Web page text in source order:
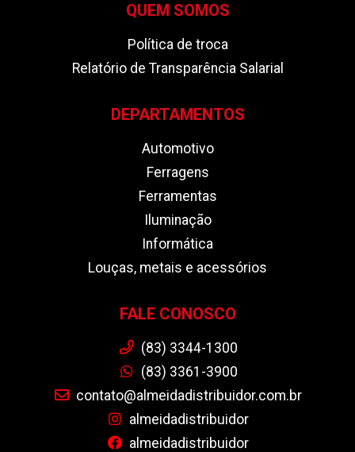
QUEM SOMOS
Política de troca
Relatório de Transparência Salarial
DEPARTAMENTOS
Automotivo
Ferragens
Ferramentas
Iluminação
Informática
Louças, metais e acessórios
FALE CONOSCO
(83) 3344-1300
(83) 3361-3900
contato@almeidadistribuidor.com.br
almeidadistribuidor
almeidadistribuidor